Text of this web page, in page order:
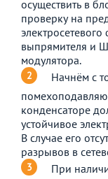
осуществить в
проверку на
электросетевого
выпрямителя и
модулятора.
Начнём с
конденсаторе
устойчивое
В случае его
разрывов в
При